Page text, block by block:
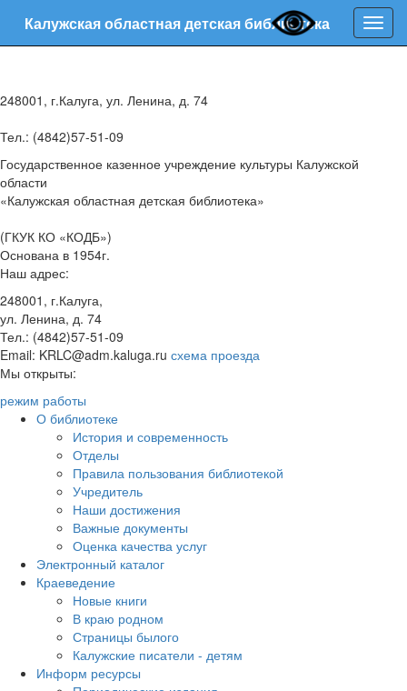
Калужская областная детская библиотека
248001, г.Калуга, ул. Ленина, д. 74
Тел.: (4842)57-51-09
Государственное казенное учреждение культуры Калужской
области
«Калужская областная детская библиотека»
(ГКУК КО «КОДБ»)
Основана в 1954г.
Наш адрес:
248001, г.Калуга,
ул. Ленина, д. 74
Тел.: (4842)57-51-09
Email: KRLC@adm.kaluga.ru схема проезда
Мы открыты:
режим работы
О библиотеке
История и современность
Отделы
Правила пользования библиотекой
Учредитель
Наши достижения
Важные документы
Оценка качества услуг
Электронный каталог
Краеведение
Новые книги
В краю родном
Страницы былого
Калужские писатели - детям
Информ ресурсы